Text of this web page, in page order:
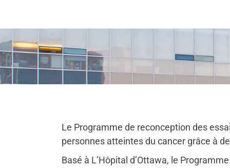
Le Programme de reconception des
personnes atteintes du cancer grâce à
Basé à L’Hôpital d’Ottawa, le